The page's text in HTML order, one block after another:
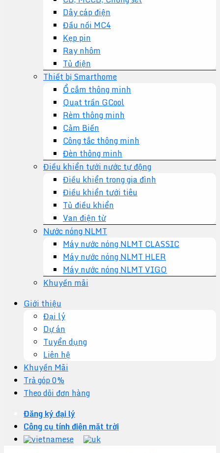
Dây cáp điện
Đầu nối MC4
Kẹp pin
Ray nhôm
Tủ điện
Thiết bị Smarthome
Ổ cắm thông minh
Quạt trần GCool
Rèm thông minh
Cảm Biến
Công tắc thông minh
Đèn thông minh
Điều khiển tưới nước tự động
Điều khiển trong gia đình
Điều khiển tưới tiêu
Tủ điều khiển
Van điện từ
Nước nóng NLMT
Máy nước nóng NLMT CLASSIC
Máy nước nóng NLMT HLER
Máy nước nóng NLMT VIGO
Khuyến mãi
Giới thiệu
Đại lý
Dự án
Tuyển dụng
Liên hệ
Khuyến Mãi
Trả góp 0%
Theo dõi đơn hàng
Đăng ký đại lý
Công cụ tính điện mặt trời